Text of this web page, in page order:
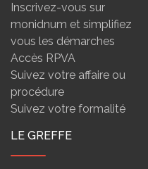
Inscrivez-vous sur
monidnum et simplifiez
vous les démarches
Accès RPVA
Suivez votre affaire ou
procédure
Suivez votre formalité
LE GREFFE